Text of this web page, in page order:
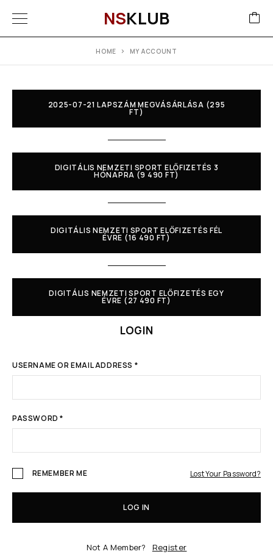
NSKLUB
HOME MY ACCOUNT
2025-07-21 LAPSZÁM MEGVÁSÁRLÁSA (295
FT)
DIGITÁLIS NEMZETI SPORT ELŐFIZETÉS 3
HÓNAPRA (9 490 FT)
DIGITÁLIS NEMZETI SPORT ELŐFIZETÉS FÉL
ÉVRE (16 490 FT)
DIGITÁLIS NEMZETI SPORT ELŐFIZETÉS EGY
ÉVRE (27 490 FT)
LOGIN
USERNAME OR EMAIL ADDRESS *
PASSWORD*
REMEMBER ME Lost Your Password?
LOG IN
Not A Member? Register